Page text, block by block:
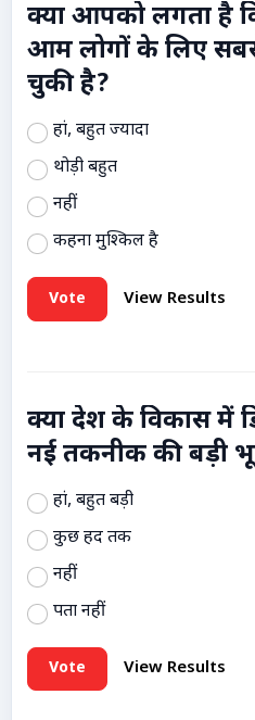
क्या आपको लगता है
आम लोगों के लिए
चुकी है?
हां, बहुत ज्यादा
थोड़ी बहुत
नहीं
कहना मुश्किल है
Vote View Results
क्या देश के विकास में
नई तकनीक की बड़ी
हां, बहुत बड़ी
कुछ हद तक
नहीं
पता नहीं
Vote View Results